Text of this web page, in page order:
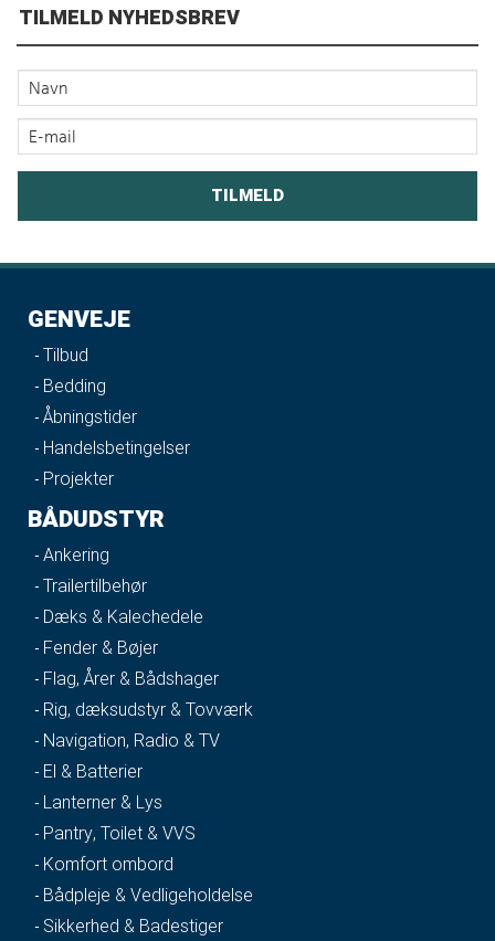
TILMELD NYHEDSBREV
GENVEJE
Tilbud
Bedding
Åbningstider
Handelsbetingelser
Projekter
BÅDUDSTYR
Ankering
Trailertilbehør
Dæks & Kalechedele
Fender & Bøjer
Flag, Årer & Bådshager
Rig, dæksudstyr & Tovværk
Navigation, Radio & TV
El & Batterier
Lanterner & Lys
Pantry, Toilet & VVS
Komfort ombord
Bådpleje & Vedligeholdelse
Sikkerhed & Badestiger